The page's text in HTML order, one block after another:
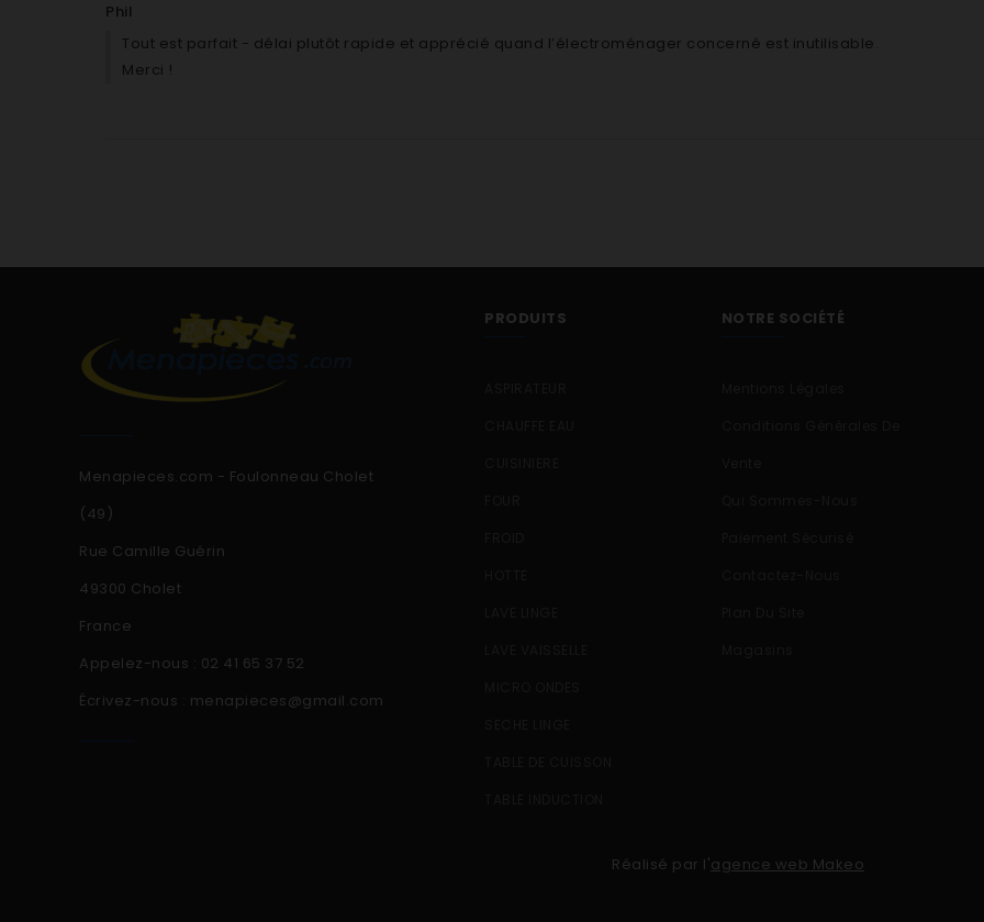
BRANDT WM8140B WM8140B/A
Phil
Tout est parfait - délai plutôt rapide et apprécié quand l’électroménager concerné est inutilisable.
Merci !
Menapieces.com - Foulonneau Cholet
(49)
Rue Camille Guérin
49300 Cholet
France
Appelez-nous : 02 41 65 37 52
Écrivez-nous : menapieces@gmail.com
PRODUITS NOTRE SOCIÉTÉ
Réalisé par l'agence web Makeo